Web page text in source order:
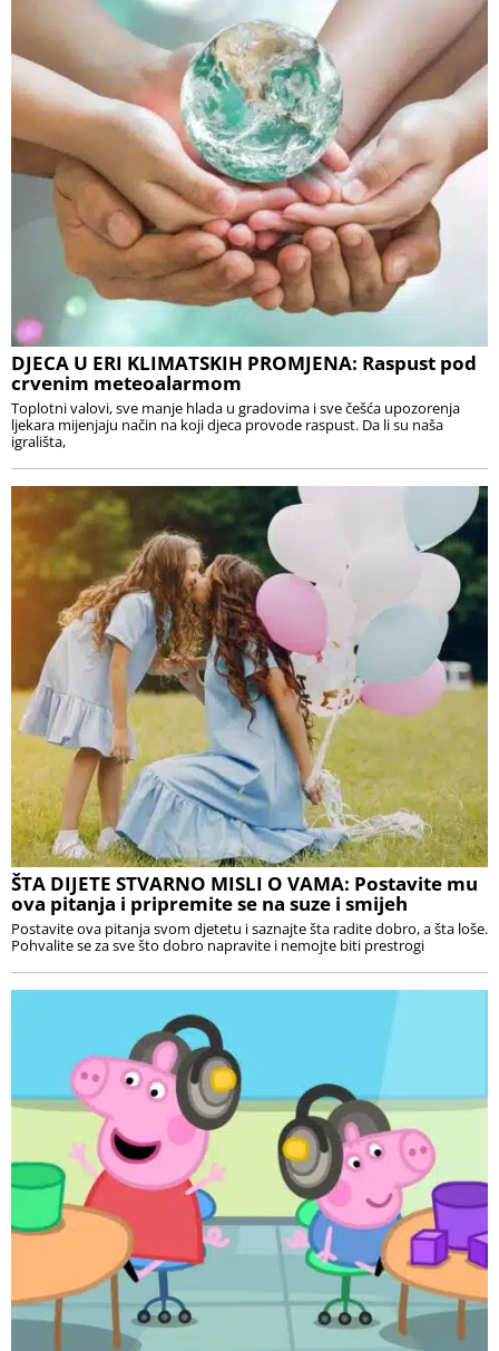
DJECA U ERI KLIMATSKIH PROMJENA: Raspust pod
crvenim meteoalarmom
Toplotni valovi, sve manje hlada u gradovima i sve češća upozorenja
ljekara mijenjaju način na koji djeca provode raspust. Da li su naša
igrališta,
ŠTA DIJETE STVARNO MISLI O VAMA: Postavite mu
ova pitanja i pripremite se na suze i smijeh
Postavite ova pitanja svom djetetu i saznajte šta radite dobro, a šta loše.
Pohvalite se za sve što dobro napravite i nemojte biti prestrogi